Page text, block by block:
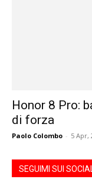
Honor 8 Pro:
di forza
Paolo Colombo - 5 Apr,
SEGUIMI SUI